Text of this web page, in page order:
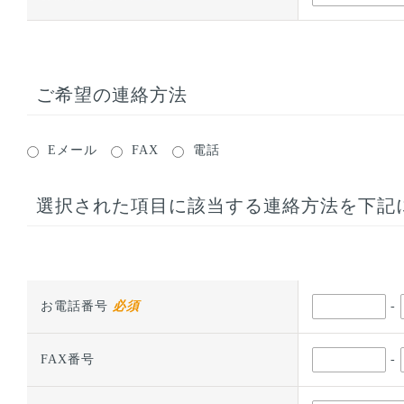
ご希望の連絡方法
Eメール FAX 電話
選択された項目に該当する連絡方法を下記
お電話番号 必須 -
FAX番号 -